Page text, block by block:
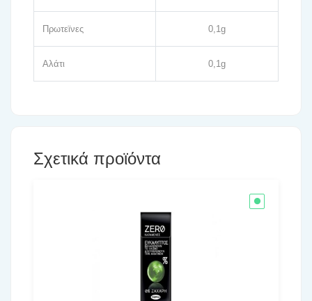
Πρωτεϊνες 0,1g
Αλάτι 0,1g
Σχετικά προϊόντα